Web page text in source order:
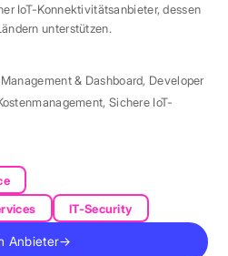
IoT-Konnektivitätsanbieter, dessen
unterstützen.
& Dashboard, Developer
, Sichere IoT-
IT-Security
Anbieter→